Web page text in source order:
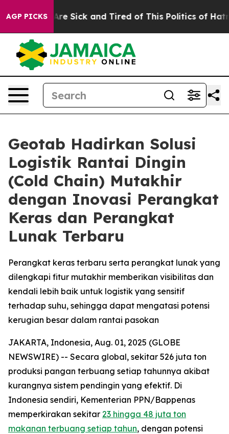
AGP PICKSAre Sick and Tired of This Politics of Hatred”
Geotab Hadirkan Solusi
Logistik Rantai Dingin
(Cold Chain) Mutakhir
dengan Inovasi Perangkat
Keras dan Perangkat
Lunak Terbaru
Perangkat keras terbaru serta perangkat lunak yang
dilengkapi fitur mutakhir memberikan visibilitas dan
kendali lebih baik untuk logistik yang sensitif
terhadap suhu, sehingga dapat mengatasi potensi
kerugian besar dalam rantai pasokan
JAKARTA, Indonesia, Aug. 01, 2025 (GLOBE
NEWSWIRE) -- Secara global, sekitar 526 juta ton
produksi pangan terbuang setiap tahunnya akibat
kurangnya sistem pendingin yang efektif. Di
Indonesia sendiri, Kementerian PPN/Bappenas
memperkirakan sekitar 23 hingga 48 juta ton
makanan terbuang setiap tahun, dengan potensi